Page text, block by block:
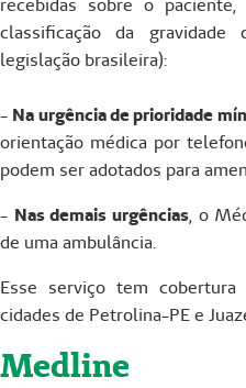
classificação da
legislação brasileira):
- Na urgência de prioridade
orientação médica por
podem ser adotados para
- Nas demais urgências, o
de uma ambulância.
Esse serviço tem
cidades de Petrolina-PE e
Medline